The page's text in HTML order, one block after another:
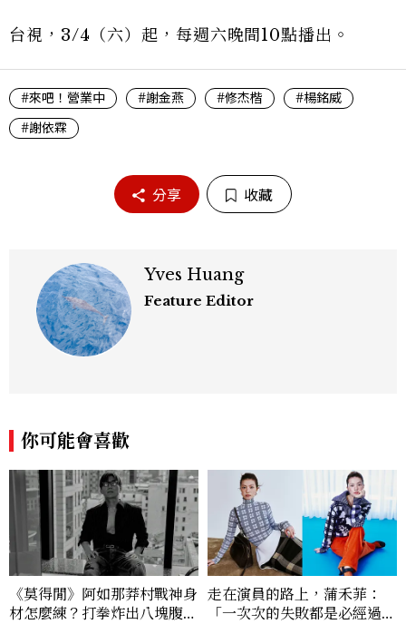
台視，3/4（六）起，每週六晚間10點播出。
#來吧！營業中 #謝金燕 #修杰楷
#楊銘威
#謝依霖
分享 收藏
Yves Huang
Feature Editor
你可能會喜歡
《莫得閒》阿如那莽村戰神身
材怎麼練？打拳炸出八塊腹
走在演員的路上，蒲禾菲：
「一次次的失敗都是必經過